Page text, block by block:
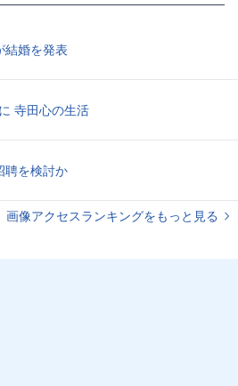
結婚を発表
寺田心の生活
聘を検討か
画像アクセスランキングをもっと見る